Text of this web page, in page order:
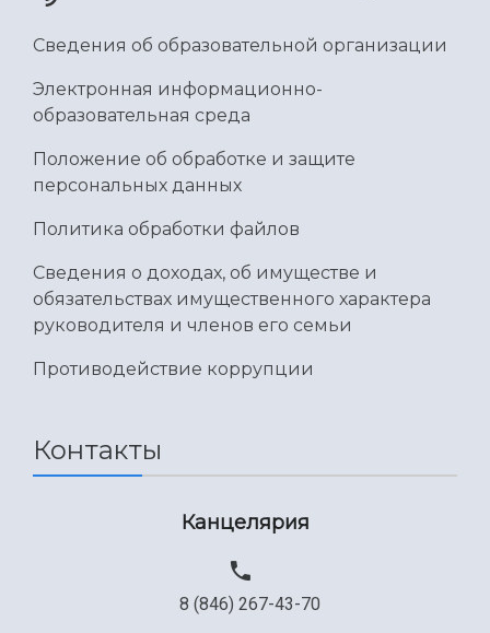
Сведения об образовательной организации
Электронная информационно-
образовательная среда
Положение об обработке и защите
персональных данных
Политика обработки файлов
Сведения о доходах, об имуществе и
обязательствах имущественного характера
руководителя и членов его семьи
Противодействие коррупции
Контакты
Канцелярия
8 (846) 267-43-70